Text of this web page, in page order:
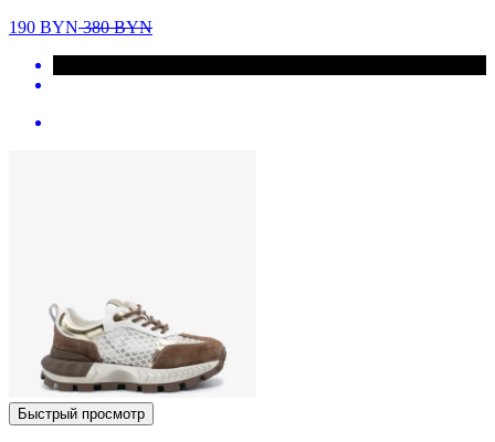
190 BYN380BYN
Быстрый просмотр